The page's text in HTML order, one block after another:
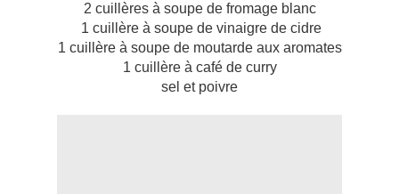
2 cuillères à soupe de fromage blanc
1 cuillère à soupe de vinaigre de cidre
1 cuillère à soupe de moutarde aux aromates
1 cuillère à café de curry
sel et poivre